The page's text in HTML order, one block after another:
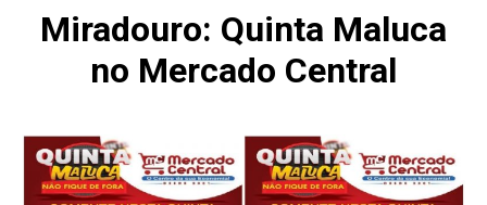
Miradouro: Quinta Maluca
no Mercado Central